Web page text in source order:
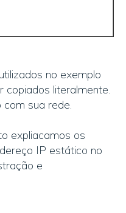
no exemplo
copiados literalmente.
sua rede.
expliacamos os
IP estático no
e